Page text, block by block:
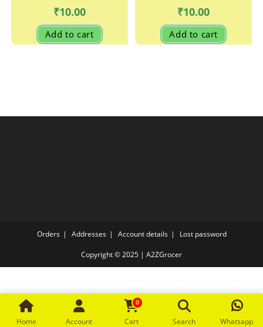
₹10.00
Add to cart
₹10.00
Add to cart
Orders Addresses Account details Lost password
Copyright © 2025 | A2ZGrocer
Home Account
0
Cart Search Whatsapp